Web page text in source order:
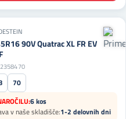
90V Quatrac XL FR EV
70
6 kos
v naše skladišče:1-2 delovnih dni